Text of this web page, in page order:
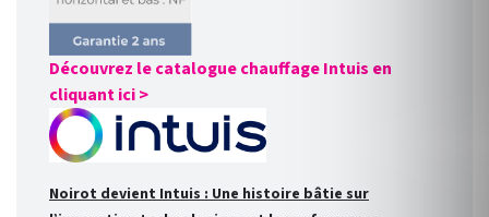
Découvrez le catalogue chauffage Intuis en
cliquant ici >
Noirot devient Intuis : Une histoire bâtie sur